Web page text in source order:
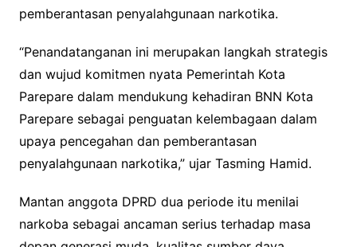
pemberantasan penyalahgunaan narkotika.
“Penandatanganan ini merupakan langkah strategis
dan wujud komitmen nyata Pemerintah Kota
Parepare dalam mendukung kehadiran BNN Kota
Parepare sebagai penguatan kelembagaan dalam
upaya pencegahan dan pemberantasan
penyalahgunaan narkotika,” ujar Tasming Hamid.
Mantan anggota DPRD dua periode itu menilai
narkoba sebagai ancaman serius terhadap masa